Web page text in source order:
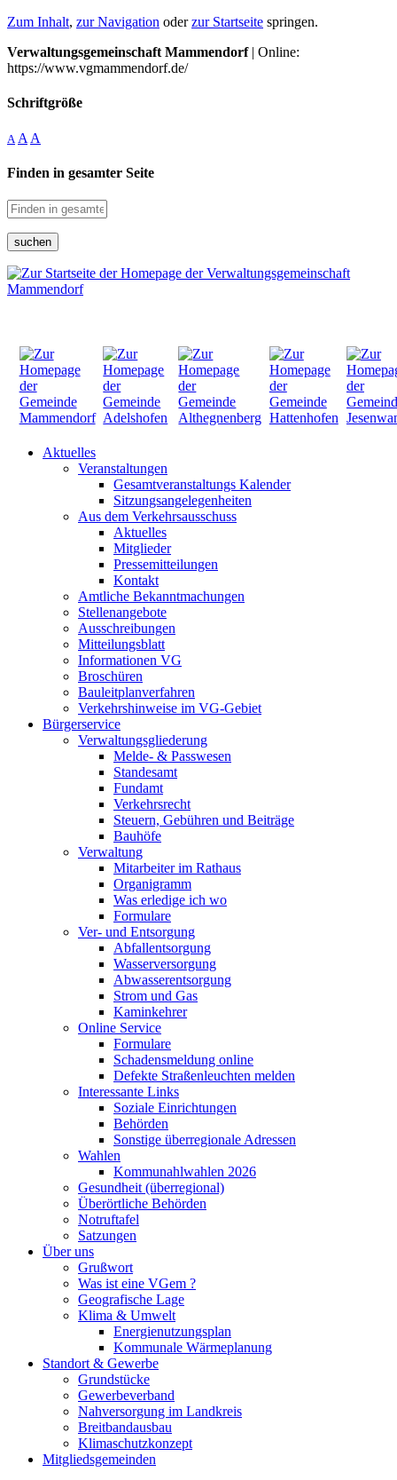
Zum Inhalt, zur Navigation oderzur Startseite springen.
Verwaltungsgemeinschaft Mammendorf| Online:
https://www.vgmammendorf.de/
Schriftgröße
A A A
Finden in gesamter Seite
suchen
Aktuelles
Veranstaltungen
Gesamtveranstaltungs Kalender
Sitzungsangelegenheiten
Aus dem Verkehrsausschuss
Aktuelles
Mitglieder
Pressemitteilungen
Kontakt
Amtliche Bekanntmachungen
Stellenangebote
Ausschreibungen
Mitteilungsblatt
Informationen VG
Broschüren
Bauleitplanverfahren
Verkehrshinweise im VG-Gebiet
Bürgerservice
Verwaltungsgliederung
Melde- & Passwesen
Standesamt
Fundamt
Verkehrsrecht
Steuern, Gebühren und Beiträge
Bauhöfe
Verwaltung
Mitarbeiter im Rathaus
Organigramm
Was erledige ich wo
Formulare
Ver- und Entsorgung
Abfallentsorgung
Wasserversorgung
Abwasserentsorgung
Strom und Gas
Kaminkehrer
Online Service
Formulare
Schadensmeldung online
Defekte Straßenleuchten melden
Interessante Links
Soziale Einrichtungen
Behörden
Sonstige überregionale Adressen
Wahlen
Kommunahlwahlen 2026
Gesundheit (überregional)
Überörtliche Behörden
Notruftafel
Satzungen
Über uns
Grußwort
Was ist eine VGem ?
Geografische Lage
Klima & Umwelt
Energienutzungsplan
Kommunale Wärmeplanung
Standort & Gewerbe
Grundstücke
Gewerbeverband
Nahversorgung im Landkreis
Breitbandausbau
Klimaschutzkonzept
Mitgliedsgemeinden